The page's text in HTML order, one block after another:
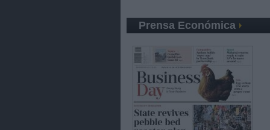
Prensa Económica